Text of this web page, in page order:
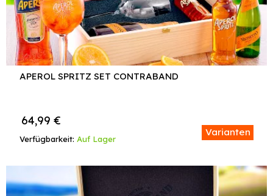
APEROL SPRITZ SET CONTRABAND
Verfügbarkeit: Auf Lager
Varianten
64,99 €